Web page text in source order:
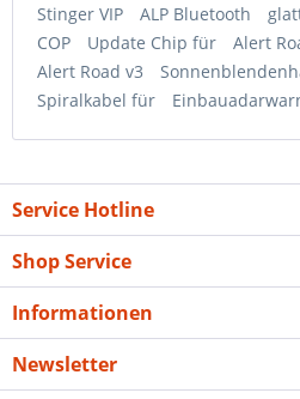
Stinger VIP
ALP Bluetooth
COP
Update Chip für Alert
Alert Road v3
Spiralkabel für
Service Hotline
Shop Service
Informationen
Newsletter